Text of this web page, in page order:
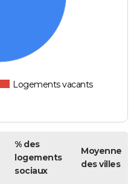
Logements vacants
% des
logements
sociaux
Moyenne
des villes